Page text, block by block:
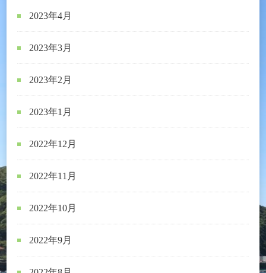
2023年4月
2023年3月
2023年2月
2023年1月
2022年12月
2022年11月
2022年10月
2022年9月